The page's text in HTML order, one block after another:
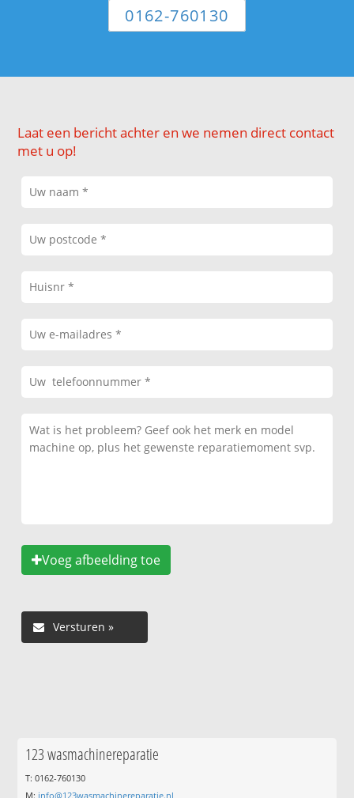
0162-760130
Laat een bericht achter en we nemen direct contact
met u op!
Voeg afbeelding toe
123 wasmachinereparatie
T: 0162-760130
M: info@123wasmachinereparatie.nl